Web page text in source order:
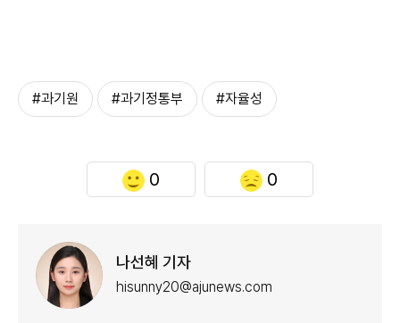
#과기원 #과기정통부 #자율성
0 0
나선혜 기자
hisunny20@ajunews.com